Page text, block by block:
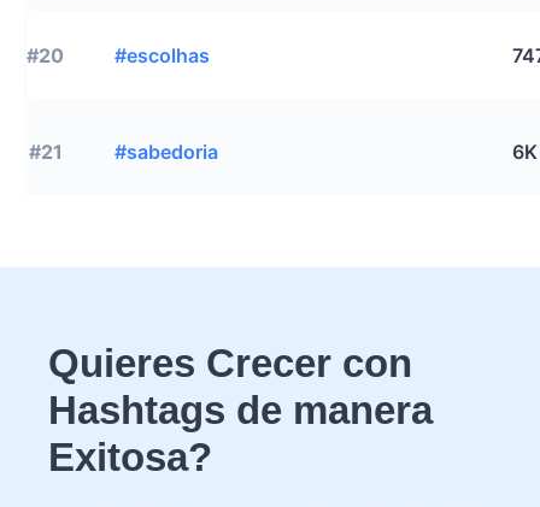
#20 #escolhas
#21 #sabedoria 6K
Quieres Crecer con
Hashtags de manera
Exitosa?